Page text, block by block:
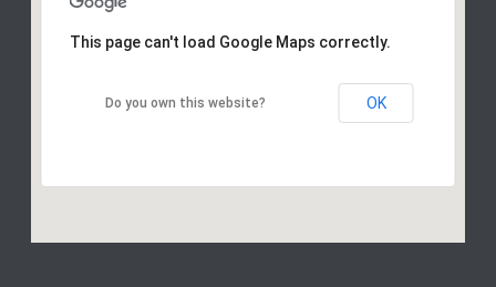
This page can't load Google Maps correctly.
Do you own this website? OK